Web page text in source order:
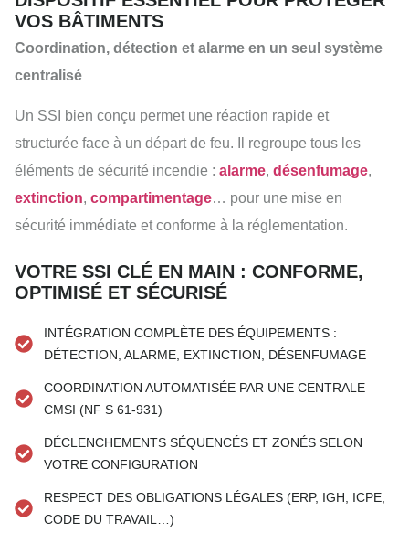
VOS BÂTIMENTS
Coordination, détection et alarme en un seul système
centralisé
Un SSI bien conçu permet une réaction rapide et
structurée face à un départ de feu. Il regroupe tous les
éléments de sécurité incendie : alarme, désenfumage,
extinction, compartimentage… pour une mise en
sécurité immédiate et conforme à la réglementation.
VOTRE SSI CLÉ EN MAIN : CONFORME,
OPTIMISÉ ET SÉCURISÉ
INTÉGRATION COMPLÈTE DES ÉQUIPEMENTS :
DÉTECTION, ALARME, EXTINCTION, DÉSENFUMAGE
COORDINATION AUTOMATISÉE PAR UNE CENTRALE
CMSI (NF S 61-931)
DÉCLENCHEMENTS SÉQUENCÉS ET ZONÉS SELON
VOTRE CONFIGURATION
RESPECT DES OBLIGATIONS LÉGALES (ERP, IGH, ICPE,
CODE DU TRAVAIL…)